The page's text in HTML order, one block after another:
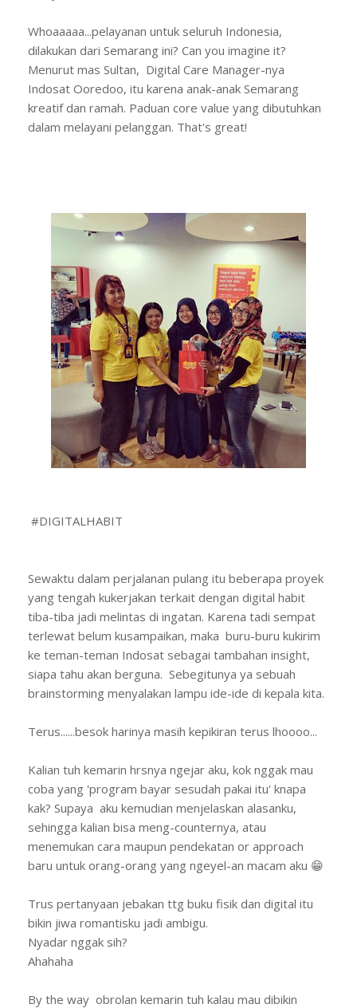
Whoaaaaa...pelayanan untuk seluruh Indonesia,
dilakukan dari Semarang ini? Can you imagine it?
Menurut mas Sultan, Digital Care Manager-nya
Indosat Ooredoo, itu karena anak-anak Semarang
kreatif dan ramah. Paduan core value yang dibutuhkan
dalam melayani pelanggan. That's great!
#DIGITALHABIT
Sewaktu dalam perjalanan pulang itu beberapa proyek
yang tengah kukerjakan terkait dengan digital habit
tiba-tiba jadi melintas di ingatan. Karena tadi sempat
terlewat belum kusampaikan, maka buru-buru kukirim
ke teman-teman Indosat sebagai tambahan insight,
siapa tahu akan berguna. Sebegitunya ya sebuah
brainstorming menyalakan lampu ide-ide di kepala kita.
Terus......besok harinya masih kepikiran terus lhoooo...
Kalian tuh kemarin hrsnya ngejar aku, kok nggak mau
coba yang 'program bayar sesudah pakai itu' knapa
kak? Supaya aku kemudian menjelaskan alasanku,
sehingga kalian bisa meng-counternya, atau
menemukan cara maupun pendekatan or approach
baru untuk orang-orang yang ngeyel-an macam aku 😁
Trus pertanyaan jebakan ttg buku fisik dan digital itu
bikin jiwa romantisku jadi ambigu.
Nyadar nggak sih?
Ahahaha
By the way obrolan kemarin tuh kalau mau dibikin